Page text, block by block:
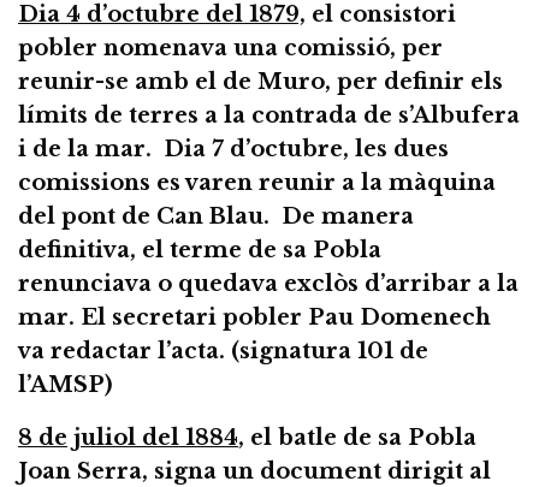
Dia 4 d’octubre del 1879, el consistori
pobler nomenava una comissió, per
reunir-se amb el de Muro, per definir els
límits de terres a la contrada de s’Albufera
i de la mar. Dia 7 d’octubre, les dues
comissions es varen reunir a la màquina
del pont de Can Blau. De manera
definitiva, el terme de sa Pobla
renunciava o quedava exclòs d’arribar a la
mar. El secretari pobler Pau Domenech
va redactar l’acta. (signatura 101 de
l’AMSP)
8 de juliol del 1884, el batle de sa Pobla
Joan Serra, signa un document dirigit al